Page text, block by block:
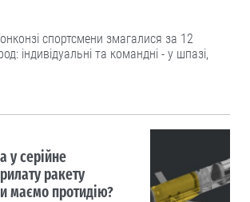
спортсмени змагалися за 12
індивідуальні та командні - у шпазі,
у серійне
ракету
маємо протидію?